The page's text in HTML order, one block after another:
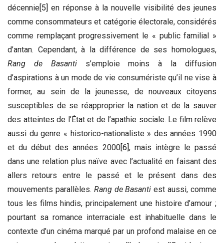
décennie[5] en réponse à la nouvelle visibilité des jeunes
comme consommateurs et catégorie électorale, considérés
comme remplaçant progressivement le « public familial »
d’antan. Cependant, à la différence de ses homologues,
Rang de Basantis’emploie moins à la diffusion
d’aspirations à un mode de vie consumériste qu’il ne vise à
former, au sein de la jeunesse, de nouveaux citoyens
susceptibles de se réapproprier la nation et de la sauver
des atteintes de l’État et de l’apathie sociale. Le film relève
aussi du genre « historico-nationaliste » des années 1990
et du début des années 2000[6], mais intègre le passé
dans une relation plus naïve avec l’actualité en faisant des
allers retours entre le passé et le présent dans des
mouvements parallèles. Rang de Basanti est aussi, comme
tous les films hindis, principalement une histoire d’amour ;
pourtant sa romance interraciale est inhabituelle dans le
contexte d’un cinéma marqué par un profond malaise en ce